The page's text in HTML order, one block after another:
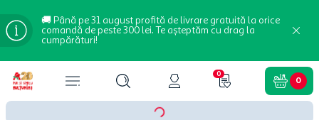
🚚 Până pe 31 august profită de livrare gratuită la orice
comandă de peste 300 lei. Te așteptăm cu drag la
cumpărături!
0
0